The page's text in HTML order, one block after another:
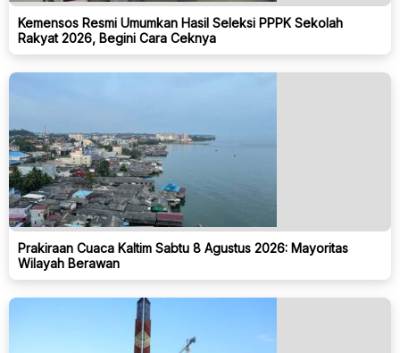
Kemensos Resmi Umumkan Hasil Seleksi PPPK Sekolah
Rakyat 2026, Begini Cara Ceknya
Prakiraan Cuaca Kaltim Sabtu 8 Agustus 2026: Mayoritas
Wilayah Berawan